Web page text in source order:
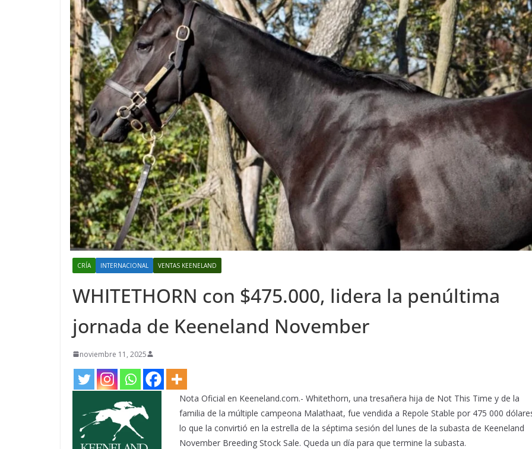
CRÍA INTERNACIONAL VENTAS KEENELAND
WHITETHORN con $475.000, lidera la penúltima
jornada de Keeneland November
noviembre 11, 2025
Nota Oficial en Keeneland.com.- Whitethorn, una tresañera hija de Not This Time y de la
familia de la múltiple campeona Malathaat, fue vendida a Repole Stable por 475 000
lo que la convirtió en la estrella de la séptima sesión del lunes de la subasta de Keeneland
November Breeding Stock Sale. Queda un día para que termine la subasta.